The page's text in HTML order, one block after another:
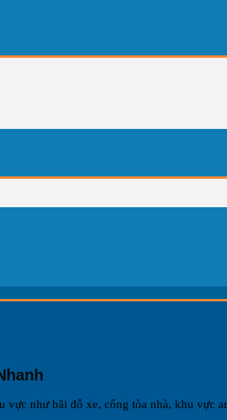
như bãi đỗ xe, cổng tòa nhà, khu vực